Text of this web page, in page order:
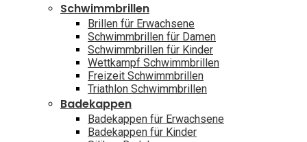
Schwimmbrillen
Brillen für Erwachsene
Schwimmbrillen für Damen
Schwimmbrillen für Kinder
Wettkampf Schwimmbrillen
Freizeit Schwimmbrillen
Triathlon Schwimmbrillen
Badekappen
Badekappen für Erwachsene
Badekappen für Kinder